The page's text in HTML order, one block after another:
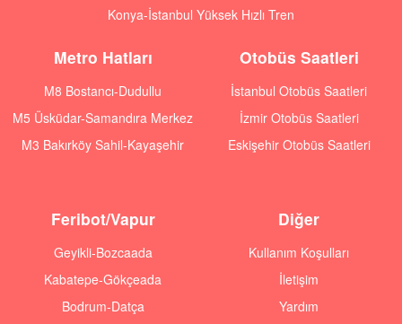
Konya-İstanbul Yüksek Hızlı Tren
Metro Hatları
M8 Bostancı-Dudullu
M5 Üsküdar-Samandıra Merkez
M3 Bakırköy Sahil-Kayaşehir
Otobüs Saatleri
İstanbul Otobüs Saatleri
İzmir Otobüs Saatleri
Eskişehir Otobüs Saatleri
Feribot/Vapur
Geyikli-Bozcaada
Kabatepe-Gökçeada
Bodrum-Datça
Diğer
Kullanım Koşulları
İletişim
Yardım